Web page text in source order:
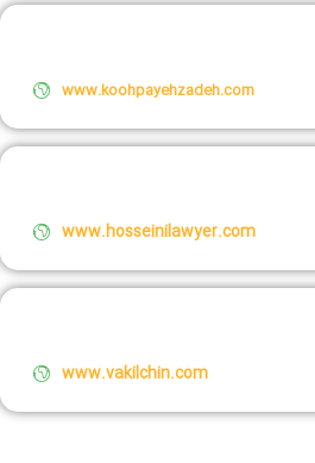
www.koohpayehzadeh.com
www.hosseinilawyer.com
www.vakilchin.com